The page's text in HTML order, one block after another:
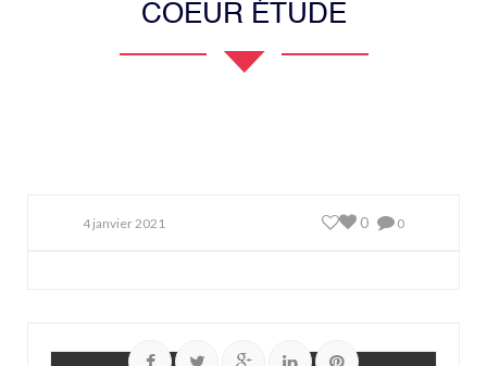
COEUR ÉTUDE
4 janvier 2021 0
0